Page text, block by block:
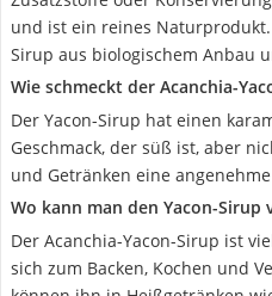
und ist ein reines
Sirup aus biologischem Anbau
Wie schmeckt der Acanchia-
Der Yacon-Sirup hat einen
Geschmack, der süß ist, aber
und Getränken eine
Wo kann man den Yacon-Sirup
Der Acanchia-Yacon-Sirup ist
sich zum Backen, Kochen und